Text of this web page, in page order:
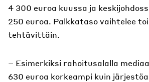
4 300 euroa kuussa ja
250 euroa. Palkkataso vaihtelee
tehtävittäin.
– Esimerkiksi rahoitusalalla
630 euroa korkeampi kuin